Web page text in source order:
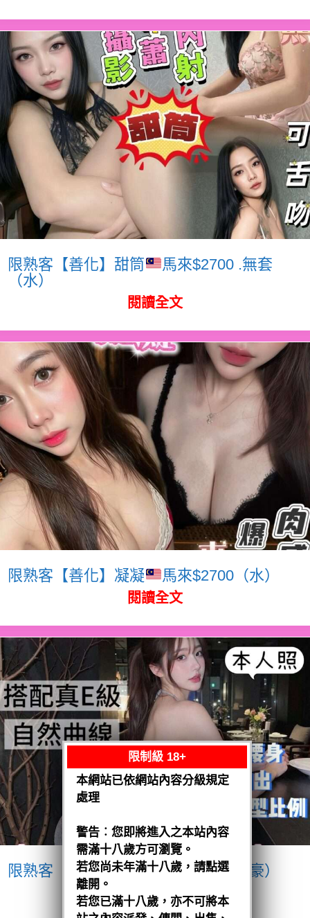
限熟客【善化】甜筒
馬來$2700 .無套
（水）
閱讀全文
限熟客【善化】凝凝 馬來$2700（水）
閱讀全文
限熟客【南區】愛紗 越南$3200（豪）
閱讀全文
限制級 18+
本網站已依網站內容分級規定
處理
警告︰您即將進入之本站內容
需滿十八歲方可瀏覽。
若您尚未年滿十八歲，請點選
離開。
若您已滿十八歲，亦不可將本